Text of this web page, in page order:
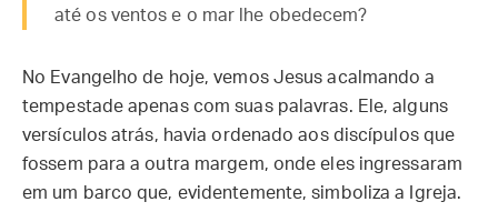
até os ventos e o mar lhe obedecem?
No Evangelho de hoje, vemos Jesus acalmando a
tempestade apenas com suas palavras. Ele, alguns
versículos atrás, havia ordenado aos discípulos que
fossem para a outra margem, onde eles ingressaram
em um barco que, evidentemente, simboliza a Igreja.